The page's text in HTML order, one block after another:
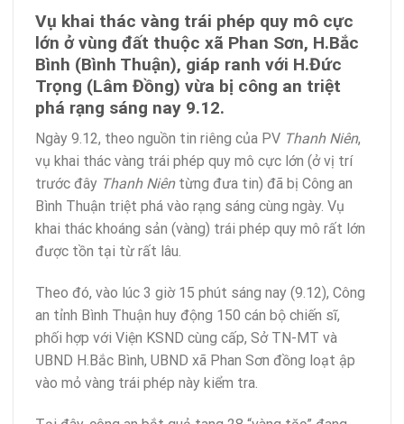
Vụ khai thác vàng trái phép quy mô cực
lớn ở vùng đất thuộc xã Phan Sơn, H.Bắc
Bình (Bình Thuận), giáp ranh với H.Đức
Trọng (Lâm Đồng) vừa bị công an triệt
phá rạng sáng nay 9.12.
Ngày 9.12, theo nguồn tin riêng của PV Thanh Niên,
vụ khai thác vàng trái phép quy mô cực lớn (ở vị trí
trước đây Thanh Niêntừng đưa tin) đã bị Công an
Bình Thuận triệt phá vào rạng sáng cùng ngày. Vụ
khai thác khoáng sản (vàng) trái phép quy mô rất lớn
được tồn tại từ rất lâu.
Theo đó, vào lúc 3 giờ 15 phút sáng nay (9.12), Công
an tỉnh Bình Thuận huy động 150 cán bộ chiến sĩ,
phối hợp với Viện KSND cùng cấp, Sở TN-MT và
UBND H.Bắc Bình, UBND xã Phan Sơn đồng loạt ập
vào mỏ vàng trái phép này kiểm tra.